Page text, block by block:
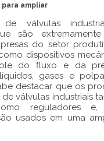
para ampliar
válvulas
são
do setor
dispositivos
do fluxo e da
gases e
destacar que os
válvulas industriais
reguladores
usados em uma